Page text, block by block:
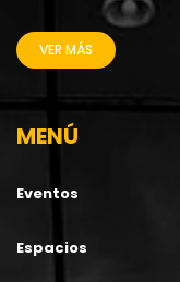
VER MÁS
MENÚ
Eventos
Espacios